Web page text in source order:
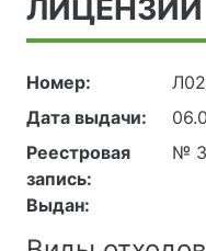
ЛИЦЕНЗИИ
Номер:
Дата выдачи:
Реестровая
запись:
№
Выдан: